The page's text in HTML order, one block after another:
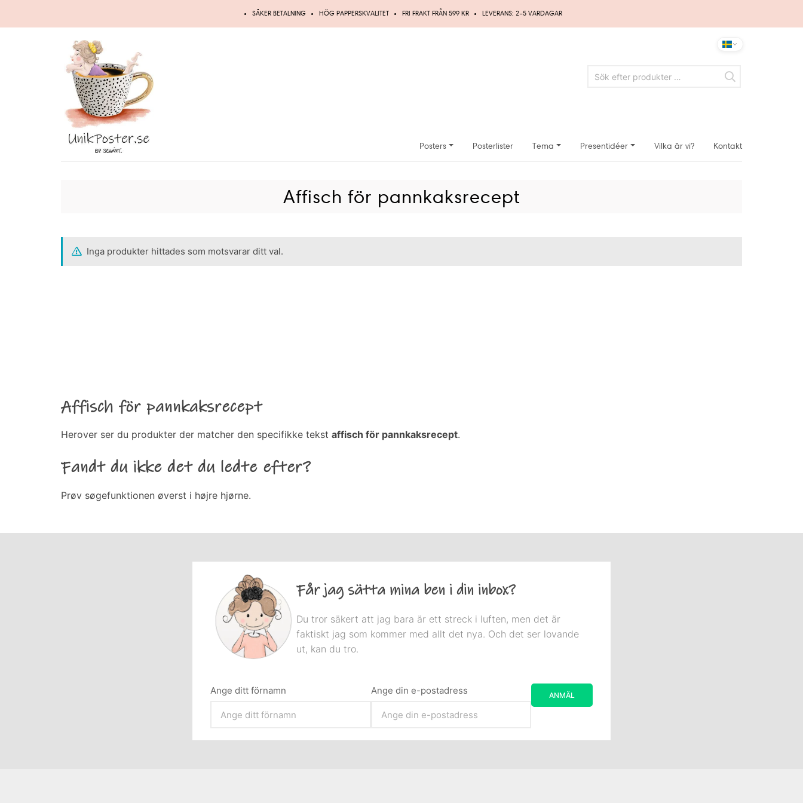
SÄKER BETALNING HÖG PAPPERSKVALITET FRI FRAKT FRÅN 599 KR LEVERANS: 2–5 VARDAGAR
Posters Posterlister Tema Presentidéer Vilka är vi? Kontakt
Affisch för pannkaksrecept
Inga produkter hittades som motsvarar ditt val.
Affisch för pannkaksrecept
Herover ser du produkter der matcher den specifikke tekst affisch för pannkaksrecept.
Fandt du ikke det du ledte efter?
Prøv søgefunktionen øverst i højre hjørne.
Får jag sätta mina ben i din inbox?
Du tror säkert att jag bara är ett streck i luften, men det är
faktiskt jag som kommer med allt det nya. Och det ser lovande
ut, kan du tro.
Ange ditt förnamn Ange din e-postadress